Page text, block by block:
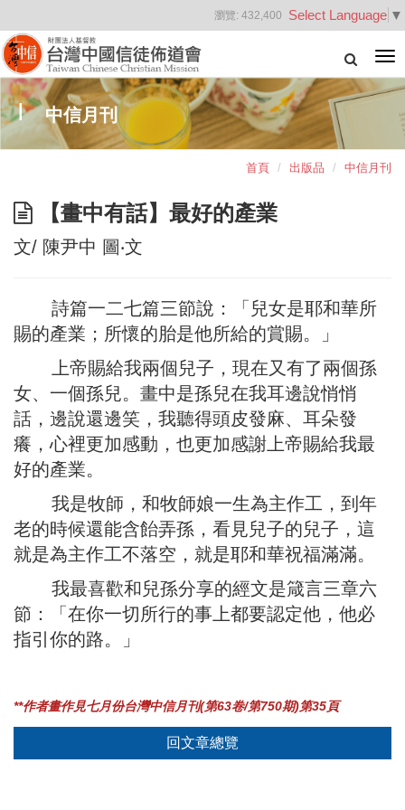
Select Language ▼
瀏覽: 432,400
中信月刊
首頁 出版品 中信月刊
【畫中有話】最好的產業
文/ 陳尹中 圖‧文
詩篇一二七篇三節說：「兒女是耶和華所
賜的產業；所懷的胎是他所給的賞賜。」
上帝賜給我兩個兒子，現在又有了兩個孫
女、一個孫兒。畫中是孫兒在我耳邊說悄悄
話，邊說還邊笑，我聽得頭皮發麻、耳朵發
癢，心裡更加感動，也更加感謝上帝賜給我最
好的產業。
我是牧師，和牧師娘一生為主作工，到年
老的時候還能含飴弄孫，看見兒子的兒子，這
就是為主作工不落空，就是耶和華祝福滿滿。
我最喜歡和兒孫分享的經文是箴言三章六
節：「在你一切所行的事上都要認定他，他必
指引你的路。」
**作者畫作見七月份台灣中信月刊(第63卷/第750期)第35頁
回文章總覽